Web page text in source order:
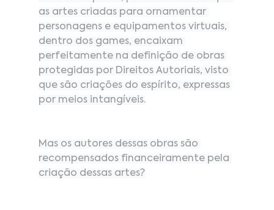
as artes criadas para ornamentar
personagens e equipamentos virtuais,
dentro dos games, encaixam
perfeitamente na definição de obras
protegidas por Direitos Autoriais, visto
que são criações do espírito, expressas
por meios intangíveis.
Mas os autores dessas obras são
recompensados financeiramente pela
criação dessas artes?